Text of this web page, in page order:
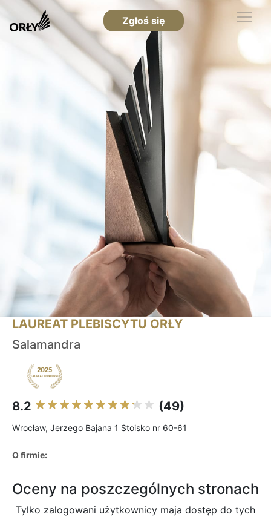
Zgłoś się
LAUREAT PLEBISCYTU ORŁY
Salamandra
8.2 (49)
Wrocław, Jerzego Bajana 1 Stoisko nr 60-61
O firmie:
Oceny na poszczególnych stronach
Tylko zalogowani użytkownicy maja dostęp do tych